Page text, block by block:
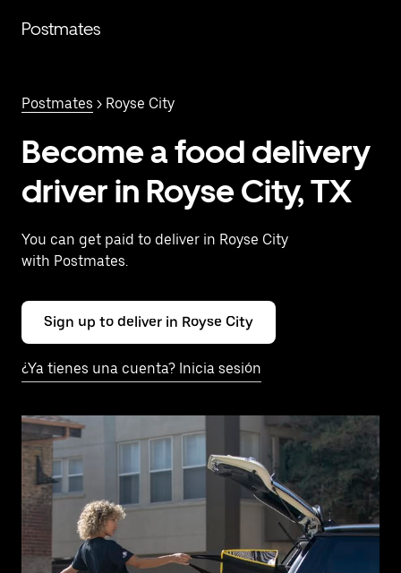
contenido
Postmates
Postmates > Royse City
Become a food delivery
driver in Royse City, TX
You can get paid to deliver in Royse City
with Postmates.
Sign up to deliver in Royse City
¿Ya tienes una cuenta? Inicia sesión